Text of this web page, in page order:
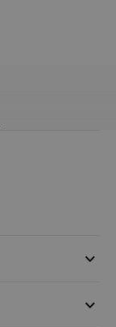
keyboard_arrow_down
keyboard_arrow_down